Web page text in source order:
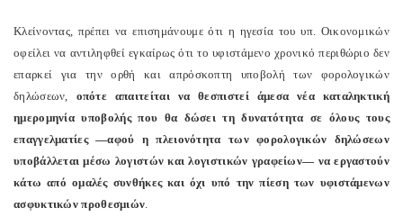
Κλείνοντας, πρέπει να επισημάνουμε ότι η ηγεσία του υπ. Οικονομικών
οφείλει να αντιληφθεί εγκαίρως ότι το υφιστάμενο χρονικό περιθώριο δεν
επαρκεί για την ορθή και απρόσκοπτη υποβολή των φορολογικών
δηλώσεων, οπότε απαιτείται να θεσπιστεί άμεσα νέα καταληκτική
ημερομηνία υποβολής που θα δώσει τη δυνατότητα σε όλους τους
επαγγελματίες —αφού η πλειονότητα των φορολογικών δηλώσεων
υποβάλλεται μέσω λογιστών και λογιστικών γραφείων— να εργαστούν
κάτω από ομαλές συνθήκες και όχι υπό την πίεση των υφιστάμενων
ασφυκτικών προθεσμιών.